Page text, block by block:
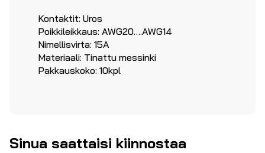
Kontaktit: Uros
Poikkileikkaus: AWG20….AWG14
Nimellisvirta: 15A
Materiaali: Tinattu messinki
Pakkauskoko: 10kpl
Sinua saattaisi kiinnostaa